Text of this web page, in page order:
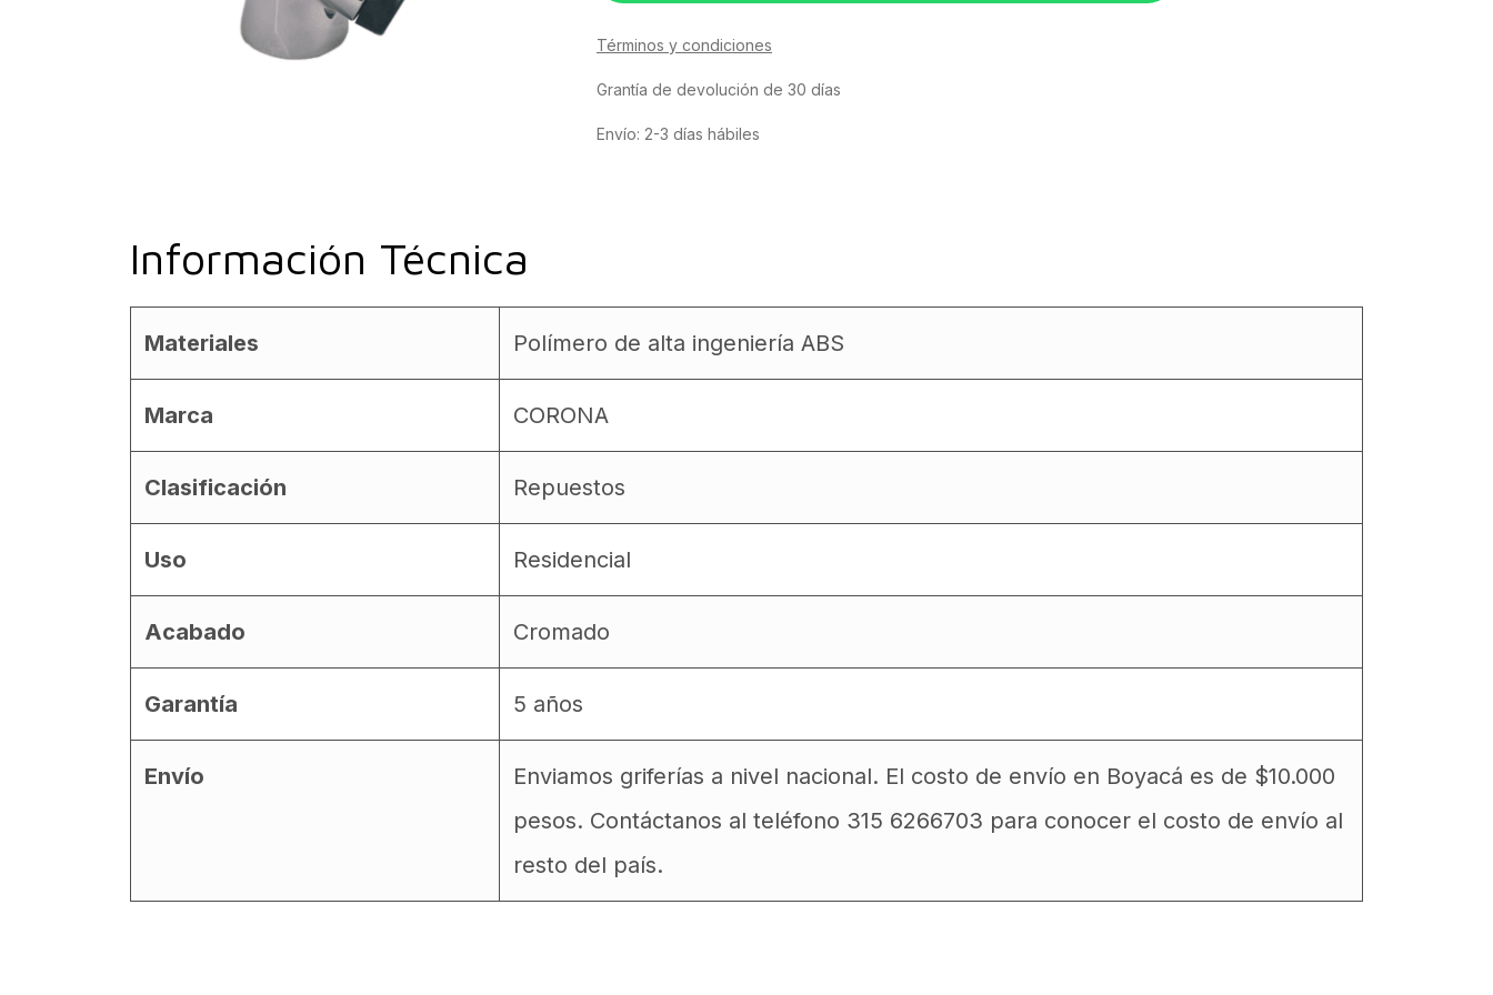
Términos y condiciones
Grantía de devolución de 30 días
Envío: 2-3 días hábiles
Información Técnica
Materiales Polímero de alta ingeniería ABS
Marca CORONA
Clasificación Repuestos
Uso Residencial
Acabado Cromado
Garantía 5 años
Envío
Enviamos griferías a nivel nacional. El costo de envío en Boyacá es de $10.000
pesos. Contáctanos al teléfono 315 6266703 para conocer el costo de envío al
resto del país.